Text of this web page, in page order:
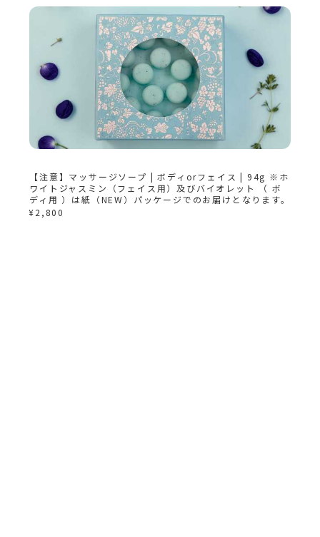
【注意】マッサージソープ | ボディorフェイス | 94g ※ホ
ワイトジャスミン（フェイス用）及びバイオレット （ ボ
ディ用 ）は紙（NEW）パッケージでのお届けとなります。
¥2,800